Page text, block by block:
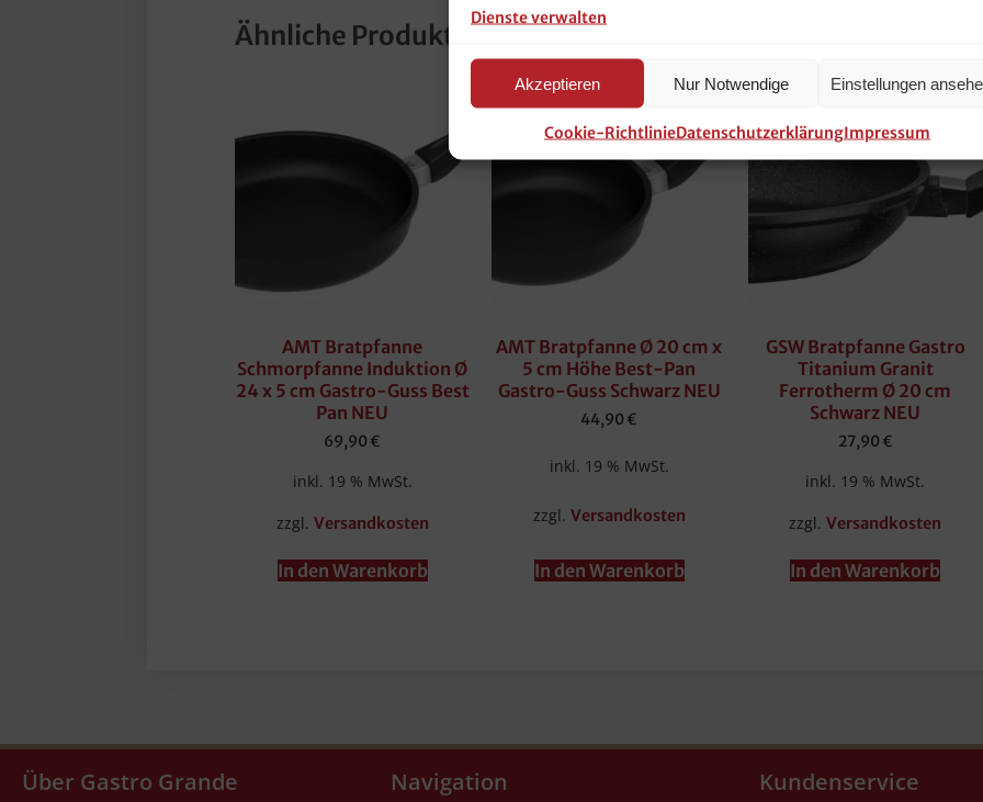
Dienste verwalten
Akzeptieren Nur Notwendige Einstellungen
Cookie-RichtlinieDatenschutzerklärungImpressum
Ähnliche Produkte
AMT Bratpfanne
Schmorpfanne Induktion Ø
24 x 5 cm Gastro-Guss Best
Pan NEU
69,90 €
inkl. 19 % MwSt.
zzgl. Versandkosten
In den Warenkorb
AMT Bratpfanne Ø 20 cm x
5 cm Höhe Best-Pan
Gastro-Guss Schwarz NEU
44,90 €
inkl. 19 % MwSt.
zzgl. Versandkosten
In den Warenkorb
GSW Bratpfanne Gastro
Titanium Granit
Ferrotherm Ø 20 cm
Schwarz NEU
27,90 €
inkl. 19 % MwSt.
zzgl.Versandkosten
In den Warenkorb
Über Gastro Grande Navigation Kundenservice